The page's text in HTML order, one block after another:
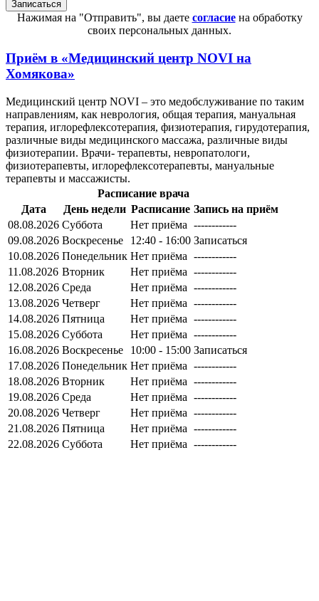
Нажимая на "Отправить", вы даете согласиена обработку
своих персональных данных.
Приём в «Медицинский центр NOVI на
Хомякова»
Медицинский центр NOVI – это медобслуживание по таким
направлениям, как неврология, общая терапия, мануальная
терапия, иглорефлексотерапия, физиотерапия, гирудотерапия,
различные виды медицинского массажа, различные виды
физиотерапии. Врачи- терапевты, невропатологи,
физиотерапевты, иглорефлексотерапевты, мануальные
терапевты и массажисты.
Расписание врача
Дата
День недели Расписание Запись на приём
08.08.2026 Суббота Нет приёма ------------
09.08.2026 Воскресенье 12:40 - 16:00 Записаться
10.08.2026 Понедельник Нет приёма ------------
11.08.2026 Вторник Нет приёма ------------
12.08.2026 Среда Нет приёма ------------
13.08.2026 Четверг Нет приёма ------------
14.08.2026 Пятница Нет приёма ------------
15.08.2026 Суббота Нет приёма ------------
16.08.2026 Воскресенье 10:00 - 15:00 Записаться
17.08.2026 Понедельник Нет приёма ------------
18.08.2026 Вторник Нет приёма ------------
19.08.2026 Среда Нет приёма ------------
20.08.2026 Четверг Нет приёма ------------
21.08.2026 Пятница Нет приёма ------------
22.08.2026 Суббота Нет приёма ------------